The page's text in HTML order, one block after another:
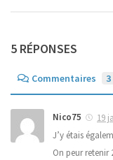
5 RÉPONSES
Commentaires 3
Nico75
19
J’y étais
On peur retenir